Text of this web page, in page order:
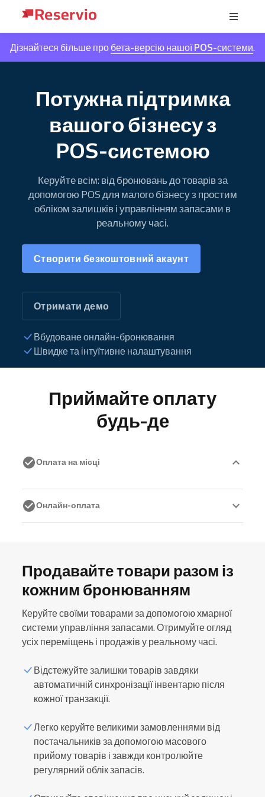
Дізнайтеся більше про бета-версію нашої POS-системи.
Потужна підтримка
вашого бізнесу з
POS-системою
Керуйте всім: від бронювань до товарів за
допомогою POS для малого бізнесу з простим
обліком залишків і управлінням запасами в
реальному часі.
Створити безкоштовний акаунт
Отримати демо
Вбудоване онлайн-бронювання
Швидке та інтуїтивне налаштування
Приймайте оплату
будь-де
Оплата на місці
Зручний процес оформлення з обладнанням,
адаптованим під ваш бізнес.
Зменшуйте фінансові помилки завдяки
Онлайн-оплата
Онлайн-оплата
Продавайте товари разом із
кожним бронюванням
Керуйте своїми товарами за допомогою хмарної
системи управління запасами. Отримуйте огляд
усіх переміщень і продажів у реальному часі.
Відстежуйте залишки товарів завдяки
автоматичній синхронізації інвентарю після
кожної транзакції.
Легко керуйте великими замовленнями від
постачальників за допомогою масового
прийому товарів і завжди контролюйте
регулярний облік запасів.